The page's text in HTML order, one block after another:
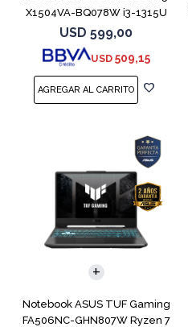
X1504VA-BQ078W i3-1315U
512GB 8GB
USD 599,00
USD 509,15
Notebook ASUS TUF Gaming
FA506NC-GHN807W Ryzen 7
COMPARAR